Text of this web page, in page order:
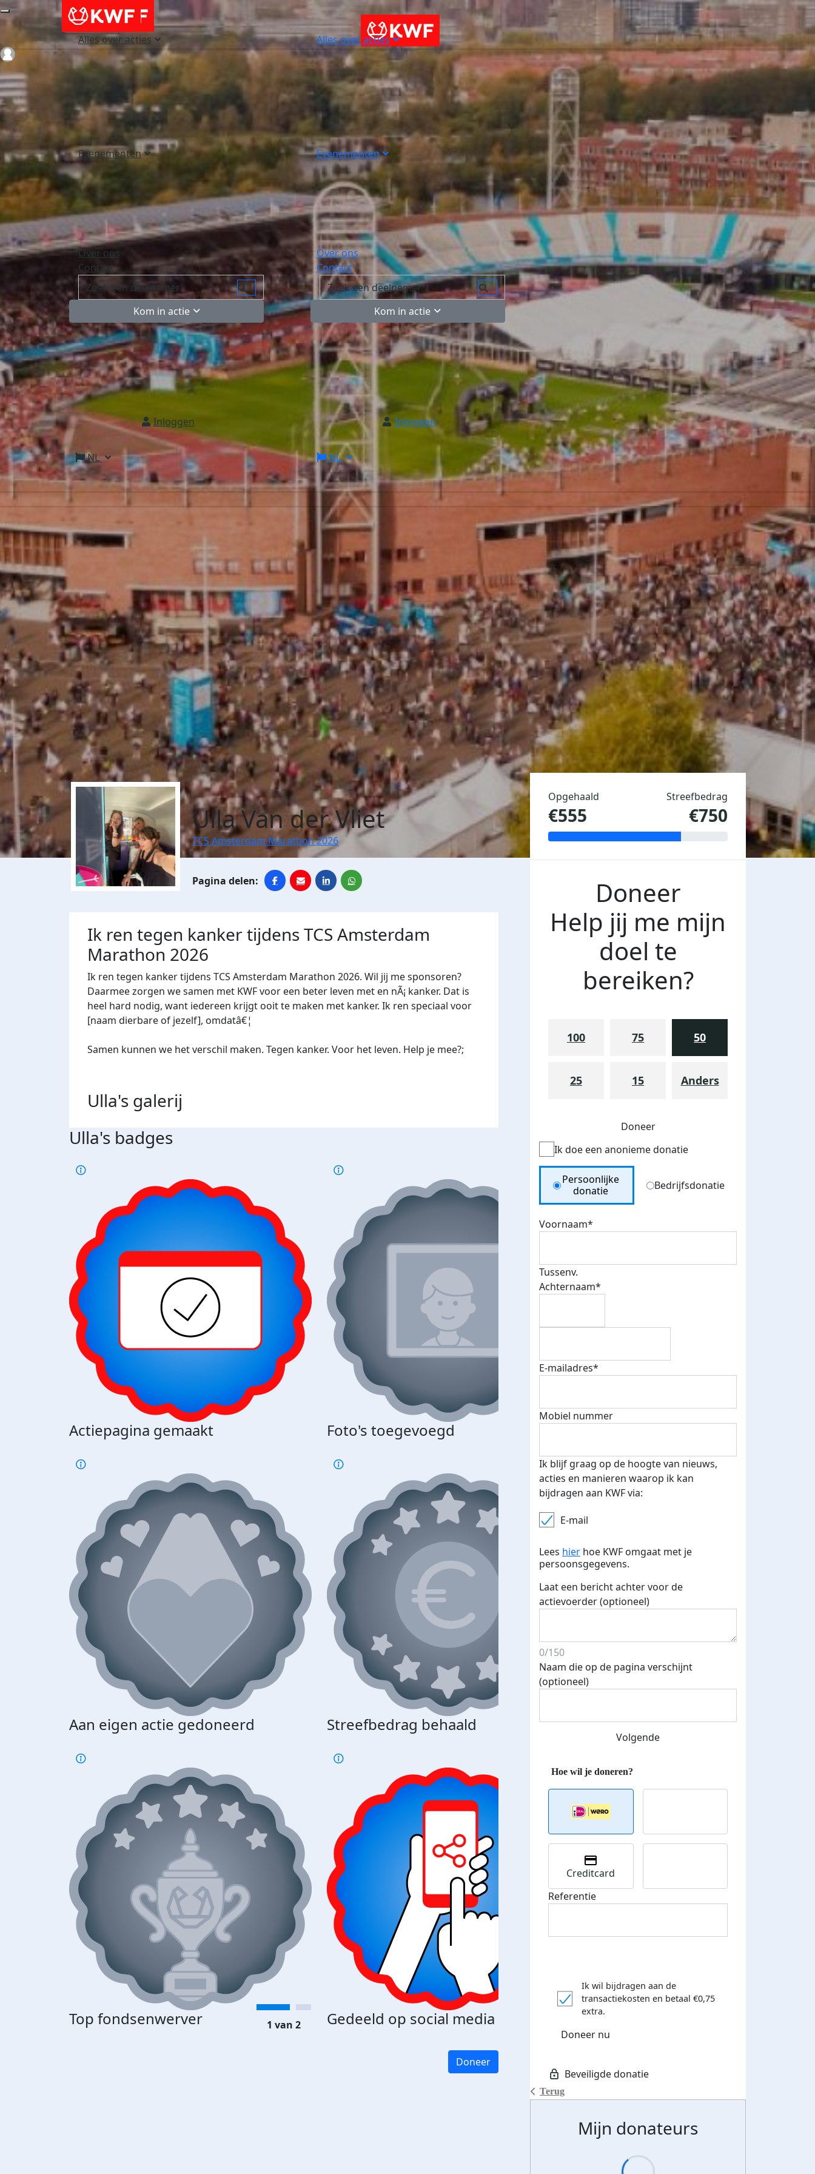
Alles over acties
Evenementen
Over ons
Contact
Kom in actie
Inloggen
NL
Alles over acties
Evenementen
Over ons
Contact
Kom in actie
Inloggen
NL
Login
Ulla Van der Vliet
TCS Amsterdam Marathon 2026
Ik ren tegen kanker tijdens TCS Amsterdam
Marathon 2026
Ik ren tegen kanker tijdens TCS Amsterdam Marathon 2026. Wil jij me sponsoren?
Daarmee zorgen we samen met KWF voor een beter leven met en nÃ¡ kanker. Dat is
heel hard nodig, want iedereen krijgt ooit te maken met kanker. Ik ren speciaal voor
[naam dierbare of jezelf], omdatâ€¦
Samen kunnen we het verschil maken. Tegen kanker. Voor het leven. Help je mee?;
Ulla's galerij
Ulla's badges
Actiepagina gemaakt Foto's toegevoegd E-mails verstuurd
Aan eigen actie gedoneerd Streefbedrag behaald Streefbedrag verhoogd
Top fondsenwerver Gedeeld op social media Donateurs bedankt
€500 euro opgehaald: t-shirt
1 van 2
Doneer
Opgehaald
€555
Streefbedrag
€750
Doneer
Help jij me mijn
doel te
bereiken?
100 75 50
25 15 Anders
Doneer
Ik doe een anonieme donatie
Donation Type
Persoonlijke
donatie
Bedrijfsdonatie
Voornaam*
Tussenv.
Achternaam*
E-mailadres*
Mobiel nummer
Ik blijf graag op de hoogte van nieuws,
acties en manieren waarop ik kan
bijdragen aan KWF via:
E-mail
Lees hier hoe KWF omgaat met je
persoonsgegevens.
Laat een bericht achter voor de
actievoerder (optioneel)
0/150
Naam die op de pagina verschijnt
(optioneel)
Volgende
Terug
Creditcard
Referentie
Ik wil bijdragen aan de
transactiekosten en betaal €0,75
extra.
Doneer nu
Mijn donateurs